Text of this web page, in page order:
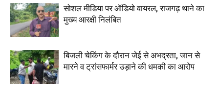
सोशल मीडिया पर ऑडियो वायरल, राजगढ़ थाने का
मुख्य आरक्षी निलंबित
बिजली चेकिंग के दौरान जेई से अभद्रता, जान से
मारने व ट्रांसफार्मर उड़ाने की धमकी का आरोप